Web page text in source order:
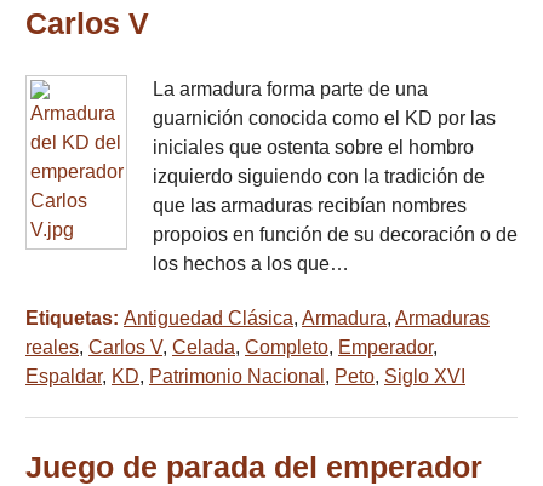
Carlos V
La armadura forma parte de una
guarnición conocida como el KD por las
iniciales que ostenta sobre el hombro
izquierdo siguiendo con la tradición de
que las armaduras recibían nombres
propoios en función de su decoración o de
los hechos a los que…
Etiquetas: Antiguedad Clásica, Armadura, Armaduras
reales, Carlos V, Celada, Completo, Emperador,
Espaldar, KD, Patrimonio Nacional , Peto, Siglo XVI
Juego de parada del emperador